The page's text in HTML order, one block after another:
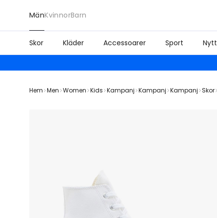
MänKvinnorBarn
Skor Kläder Accessoarer Sport Nytt
Hem Men Women Kids Kampanj Kampanj Kampanj Skor